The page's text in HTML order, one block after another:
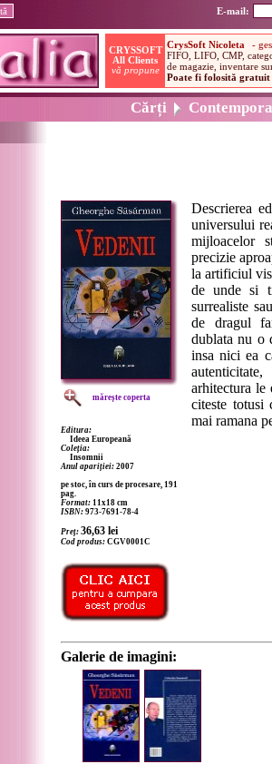
E-mail:
Cărți
mărește coperta
Editura:
Ideea Europeană
Coleția:
Insomnii
Anul apariției: 2007
pe stoc, în curs de procesare, 191
pag.
Format: 11x18 cm
ISBN: 973-7691-78-4
Preț: 36,63 lei
Cod produs: CGV0001C
Descrierea
universului
mijloacelor
precizie
la artificiul
de unde si
surrealiste
de dragul
dublata nu o
insa nici ea
arhitectura le
citeste totusi
mai ramana
Galerie de imagini: